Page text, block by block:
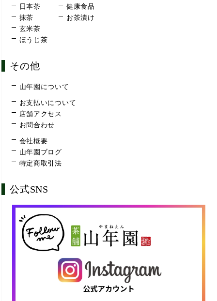
日本茶
抹茶
玄米茶
ほうじ茶
健康食品
お茶漬け
その他
山年園について
お支払いについて
店舗アクセス
お問合わせ
会社概要
山年園ブログ
特定商取引法
公式SNS